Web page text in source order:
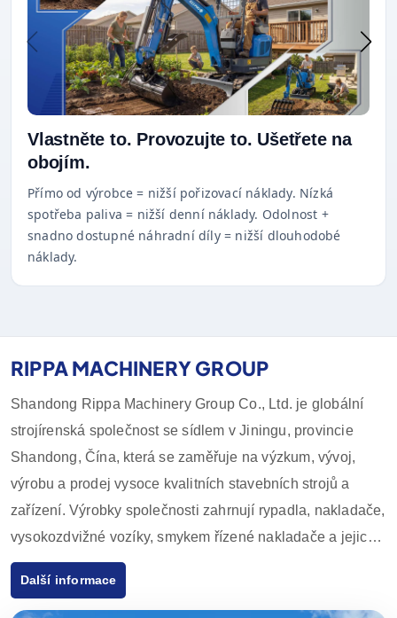
Vlastněte to. Provozujte to. Ušetřete na
obojím.
Přímo od výrobce = nižší pořizovací náklady. Nízká
spotřeba paliva = nižší denní náklady. Odolnost +
snadno dostupné náhradní díly = nižší dlouhodobé
náklady.
RIPPA MACHINERY GROUP
Shandong Rippa Machinery Group Co., Ltd. je globální
strojírenská společnost se sídlem v Jiningu, provincie
Shandong, Čína, která se zaměřuje na výzkum, vývoj,
výrobu a prodej vysoce kvalitních stavebních strojů a
zařízení. Výrobky společnosti zahrnují rypadla, nakladače,
vysokozdvižné vozíky, smykem řízené nakladače a jejich
příslušenství, které se široce používají v zemědělství,
Další informace